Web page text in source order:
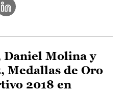
Daniel Molina y
Medallas de Oro
2018 en